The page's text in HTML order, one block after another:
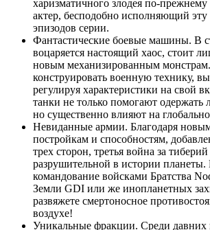
харизматичного злодея по-
актер, бесподобно исполняющий эту
эпизодов серии.
Фантастические боевые машины. В
воцаряется настоящий хаос, стоит
новым механизированным
конструировать военную технику,
регулируя характеристики на свой
танки не только помогают одержать
но существенно влияют на
Невиданные армии. Благодаря
постройкам и способностям,
трех сторон, третья война за
разрушительной в истории
командование войсками Братства
Земли GDI или же инопланетных
развяжете смертоносное
воздухе!
Уникальные фракции. Среди давних